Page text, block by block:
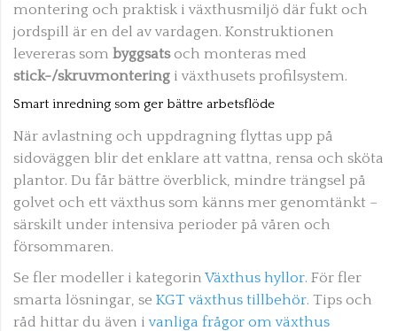
montering och praktisk i växthusmiljö där fukt och
jordspill är en del av vardagen. Konstruktionen
levereras som byggsatsoch monteras med
stick-/skruvmontering i växthusets profilsystem.
Smart inredning som ger bättre arbetsflöde
När avlastning och uppdragning flyttas upp på
sidoväggen blir det enklare att vattna, rensa och sköta
plantor. Du får bättre överblick, mindre trängsel på
golvet och ett växthus som känns mer genomtänkt –
särskilt under intensiva perioder på våren och
försommaren.
Se fler modeller i kategorin Växthus hyllor. För fler
smarta lösningar, se KGT växthus tillbehör. Tips och
råd hittar du även ivanliga frågor om växthus